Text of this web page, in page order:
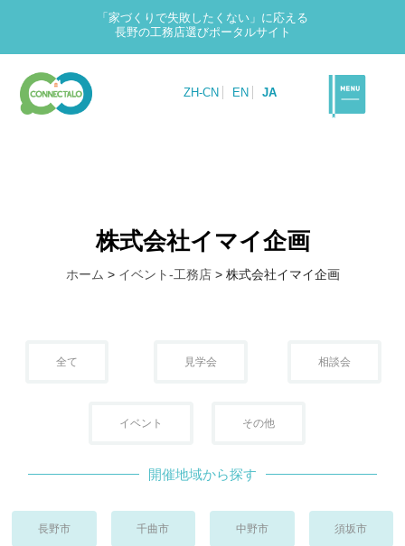
「家づくりで失敗したくない」に応える
長野の工務店選びポータルサイト
ZH-CN EN JA
株式会社イマイ企画
ホーム > イベント-工務店> 株式会社イマイ企画
全て 見学会 相談会
イベント その他
開催地域から探す
長野市 千曲市 中野市 須坂市